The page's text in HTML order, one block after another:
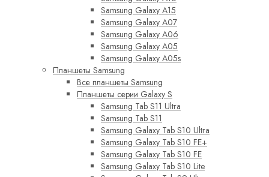
Samsung Galaxy A15
Samsung Galaxy A07
Samsung Galaxy A06
Samsung Galaxy A05
Samsung Galaxy A05s
Планшеты Samsung
Все планшеты Samsung
Планшеты серии Galaxy S
Samsung Tab S11 Ultra
Samsung Tab S11
Samsung Galaxy Tab S10 Ultra
Samsung Galaxy Tab S10 FE+
Samsung Galaxy Tab S10 FE
Samsung Galaxy Tab S10 Lite